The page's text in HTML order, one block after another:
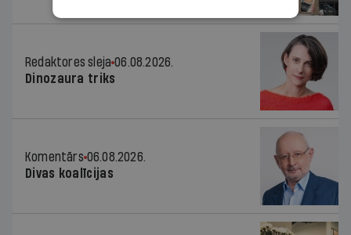
Redaktores sleja 06.08.2026.
Dinozaura triks
Komentārs 06.08.2026.
Divas koalīcijas